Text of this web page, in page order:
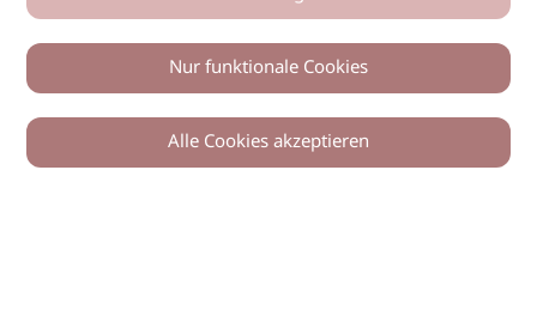
0
Nur funktionale Cookies
Alle Cookies akzeptieren